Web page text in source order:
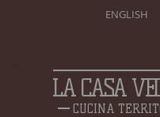
ENGLISH
LA CASA
CUCINA